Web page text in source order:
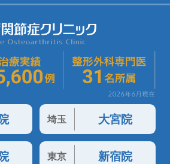
埼玉 大宮院
東京 新宿院